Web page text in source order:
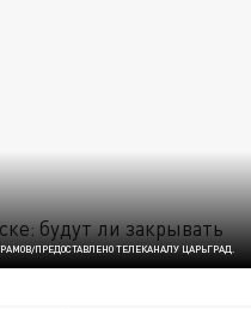
ПРЕДОСТАВЛЕНО ТЕЛЕКАНАЛУ ЦАРЬГРАД.